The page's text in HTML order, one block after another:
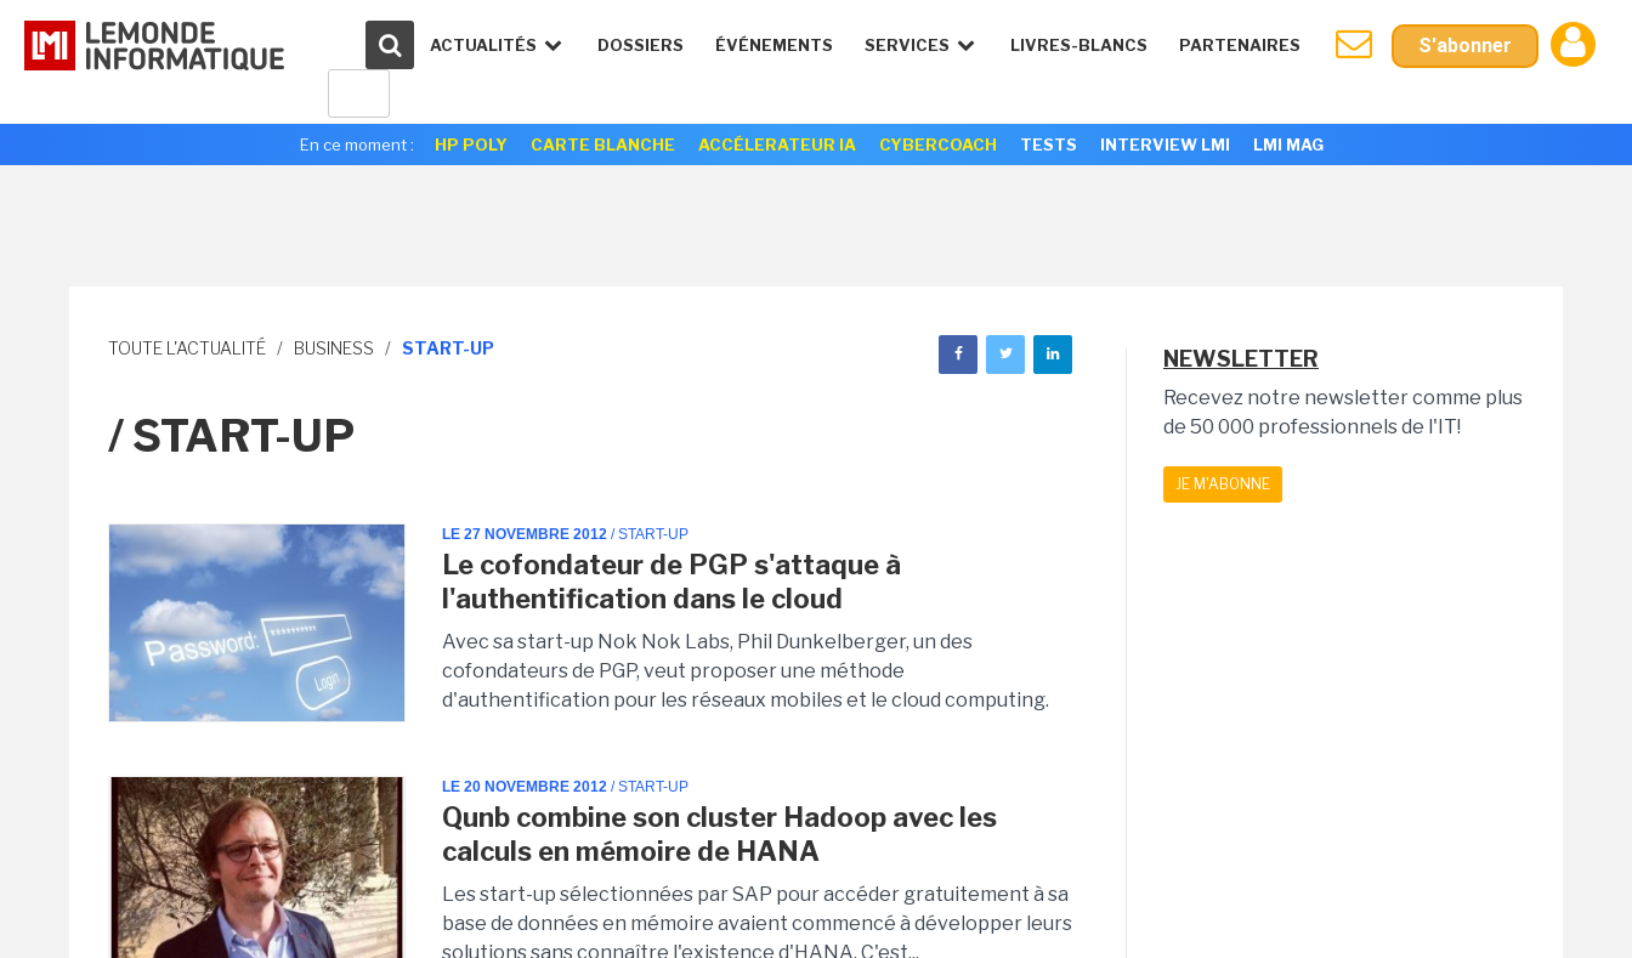
ACTUALITÉS DOSSIERS ÉVÉNEMENTS SERVICES LIVRES-BLANCS PARTENAIRES S'abonner
En ce moment : HP POLY CARTE BLANCHE ACCÉLERATEUR IA CYBERCOACH TESTS INTERVIEW LMI LMI MAG
TOUTE L'ACTUALITÉ / BUSINESS / START-UP
/ START-UP
LE 27 NOVEMBRE 2012 / START-UP
Le cofondateur de PGP s'attaque à
l'authentification dans le cloud
Avec sa start-up Nok Nok Labs, Phil Dunkelberger, un des
cofondateurs de PGP, veut proposer une méthode
d'authentification pour les réseaux mobiles et le cloud computing.
LE 20 NOVEMBRE 2012 / START-UP
Qunb combine son cluster Hadoop avec les
calculs en mémoire de HANA
Les start-up sélectionnées par SAP pour accéder gratuitement à sa
base de données en mémoire avaient commencé à développer leurs
solutions sans connaître l'existence d'HANA. C'est...
NEWSLETTER
Recevez notre newsletter comme plus
de 50 000 professionnels de l'IT!
JE M'ABONNE